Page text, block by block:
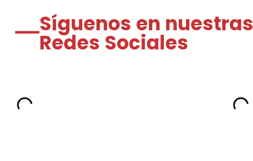
Síguenos en nuestras
Redes Sociales